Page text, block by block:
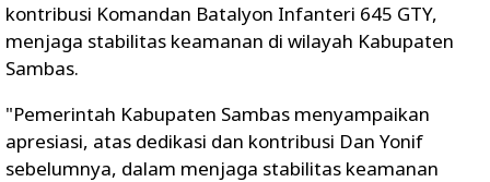
kontribusi Komandan Batalyon Infanteri 645 GTY,
menjaga stabilitas keamanan di wilayah Kabupaten
Sambas.
"Pemerintah Kabupaten Sambas menyampaikan
apresiasi, atas dedikasi dan kontribusi Dan Yonif
sebelumnya, dalam menjaga stabilitas keamanan